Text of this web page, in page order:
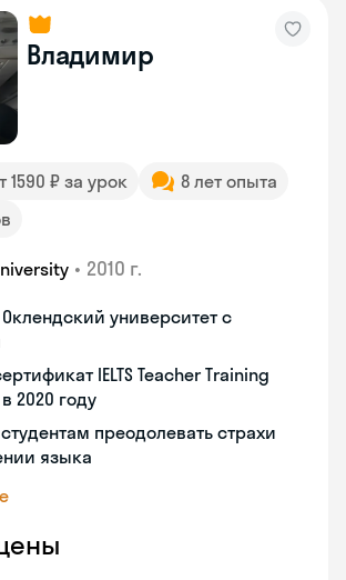
Владимир
1590 ₽ за урок
8 лет опыта
• 2010 г.
университет с
IELTS Teacher Training
2020 году
преодолевать страхи
языка